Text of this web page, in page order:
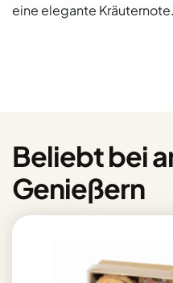
eine elegante Kräuternote.
Beliebt bei
Genießern